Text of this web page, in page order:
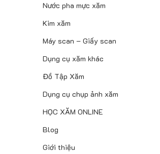
Nước pha mực xăm
Kim xăm
Máy scan – Giấy scan
Dụng cụ xăm khác
Đồ Tập Xăm
Dụng cụ chụp ảnh xăm
HỌC XĂM ONLINE
Blog
Giới thiệu